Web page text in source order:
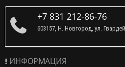
+7 831 212-86-76
603157, Н. Новгород, ул.
ИНФОРМАЦИЯ